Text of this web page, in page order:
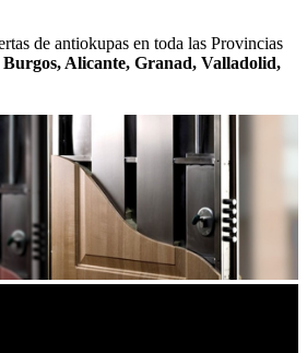
de antiokupas en toda las Provincias
Alicante, Granad, Valladolid,